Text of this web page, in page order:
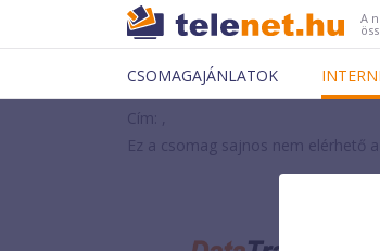
A
CSOMAGAJÁNLATOK
Cím: ,
Ez a csomag sajnos nem elérhető